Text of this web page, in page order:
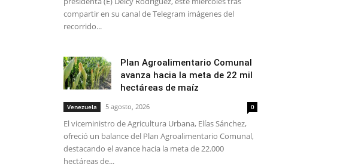
compartir en su canal de Telegram imágenes del
recorrido...
Plan Agroalimentario Comunal
avanza hacia la meta de 22 mil
hectáreas de maíz
Venezuela 5 agosto, 2026 0
El viceministro de Agricultura Urbana, Elías Sánchez,
ofreció un balance del Plan Agroalimentario Comunal,
destacando el avance hacia la meta de 22.000
hectáreas de...